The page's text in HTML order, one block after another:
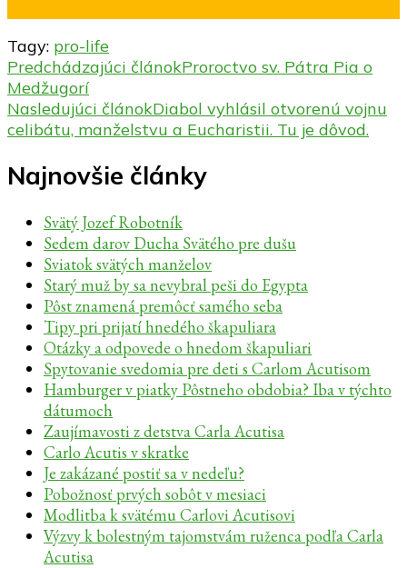
Tagy: pro-life
Navigácia
v
článku
Predchádzajúci článokProroctvo sv. Pátra Pia o
Medžugorí
Nasledujúci článokDiabol vyhlásil otvorenú vojnu
celibátu, manželstvu a Eucharistii. Tu je dôvod.
Najnovšie články
Svätý Jozef Robotník
Sedem darov Ducha Svätého pre dušu
Sviatok svätých manželov
Starý muž by sa nevybral peši do Egypta
Pôst znamená premôcť samého seba
Tipy pri prijatí hnedého škapuliara
Otázky a odpovede o hnedom škapuliari
Spytovanie svedomia pre deti s Carlom Acutisom
Hamburger v piatky Pôstneho obdobia? Iba v týchto
dátumoch
Zaujímavosti z detstva Carla Acutisa
Carlo Acutis v skratke
Je zakázané postiť sa v nedeľu?
Pobožnosť prvých sobôt v mesiaci
Modlitba k svätému Carlovi Acutisovi
Výzvy k bolestným tajomstvám ruženca podľa Carla
Acutisa